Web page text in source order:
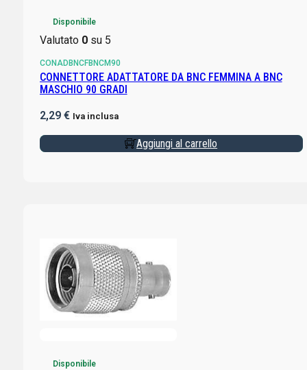
Disponibile
Valutato 0su 5
CONADBNCFBNCM90
CONNETTORE ADATTATORE DA BNC FEMMINA A BNC
MASCHIO 90 GRADI
2,29 € Iva inclusa
Aggiungi al carrello
Disponibile